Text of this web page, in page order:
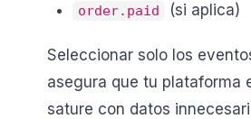
order.paid (si aplica)
Seleccionar solo los
asegura que tu plataforma
sature con datos